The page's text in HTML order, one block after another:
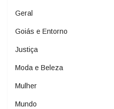
Geral
Goiás e Entorno
Justiça
Moda e Beleza
Mulher
Mundo